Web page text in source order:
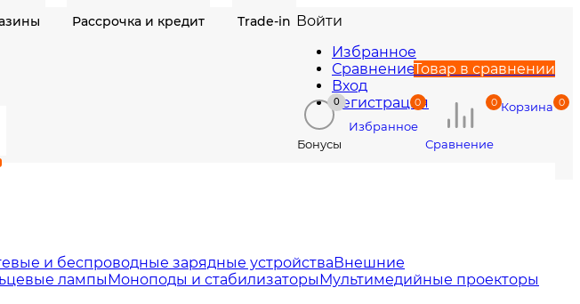
Рассрочка и кредит Trade-in Войти
Избранное
СравнениеТовар в сравнении
Вход
Регистрация
0
Бонусы
0
Избранное
0
Сравнение
0
Корзина
и беспроводные зарядные устройстваВнешние
лампыМоноподы и стабилизаторыМультимедийные проекторы